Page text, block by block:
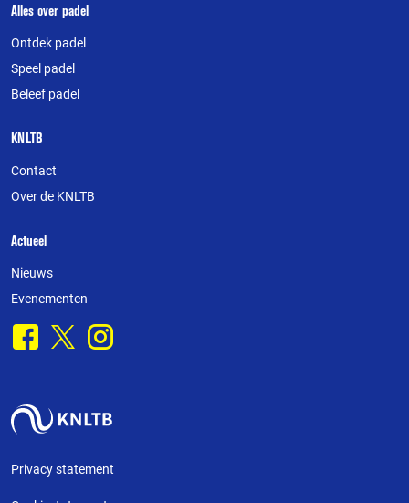
Over
deze
website
Alles over padel
Ontdek padel
Speel padel
Beleef padel
KNLTB
Contact
Over de KNLTB
Actueel
Nieuws
Evenementen
Facebook
X Instagram
Privacy statement